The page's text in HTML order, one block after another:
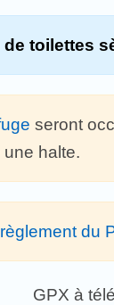
toilettes
seront
halte.
règlement du
GPX à